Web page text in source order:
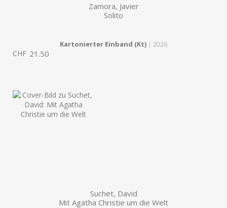
Zamora, Javier
Solito
Kartonierter Einband (Kt) | 2026
CHF 21.50
Suchet, David
Mit Agatha Christie um die Welt